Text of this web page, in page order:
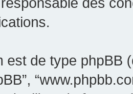
est de type phpBB